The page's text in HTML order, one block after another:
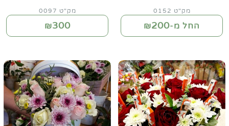
מק"ט 0152
החל מ-₪200
מק"ט 0097
₪300